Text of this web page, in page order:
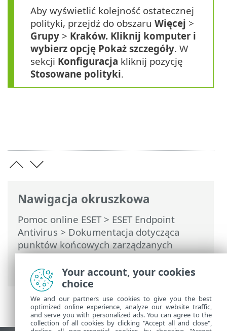
Nawigacja okruszkowa
Pomoc online ESET> ESET Endpoint
Antivirus > Dokumentacja dotycząca
punktów końcowych zarządzanych
zdalnie>Czym są polityki> Jak działają
flagi
Aby wyświetlić kolejność ostatecznej
polityki, przejdź do obszaru Więcej >
Grupy > Kraków. Kliknij komputer i
wybierz opcję Pokaż szczegóły. W
sekcji Konfiguracja kliknij pozycję
Stosowane polityki.
Your account, your cookies
choice
We and our partners use cookies to give you the best
optimized online experience, analyze our website traffic,
and serve you with personalized ads. You can agree to the
collection of all cookies by clicking "Accept all and close",